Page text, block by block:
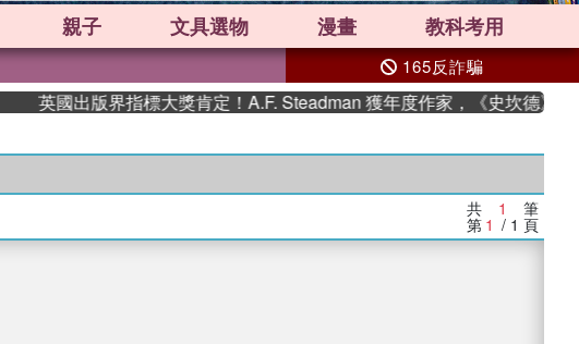
親子 文具選物 漫畫 教科考用
165反詐騙
英國出版界指標大獎肯定！A.F. Steadman 獲年度作家，《史坎德》系列
共 1 筆
第 1 / 1 頁